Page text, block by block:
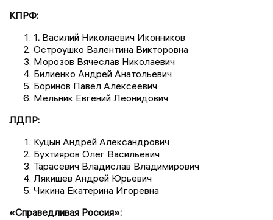
КПРФ:
1. Василий Николаевич Иконников
Остроушко Валентина Викторовна
Морозов Вячеслав Николаевич
Билиенко Андрей Анатольевич
Боринов Павел Алексеевич
Мельник Евгений Леонидович
ЛДПР:
Куцын Андрей Александрович
Бухтияров Олег Васильевич
Тарасевич Владислав Владимирович
Лякишев Андрей Юрьевич
Чикина Екатерина Игоревна
«Справедливая Россия»: